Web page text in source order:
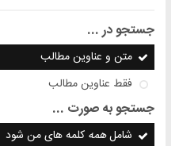
جستجو در ...
متن و عناوین مطالب
فقط عناوین مطالب
جستجو به صورت ...
شاملهمه کلمه های من شود